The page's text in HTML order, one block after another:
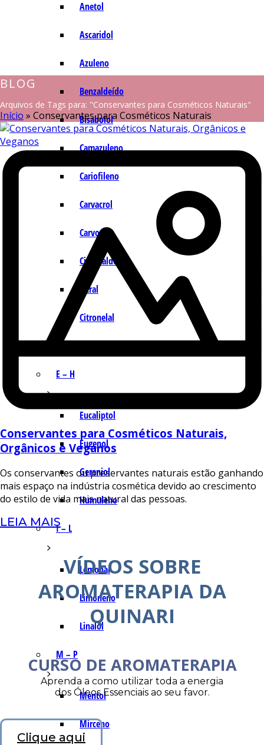
Anetol
Ascaridol
Azuleno
Benzaldeído
Bisabolol
Camazuleno
Cariofileno
Carvacrol
Carvona
Cinamaldeído
Citral
Citronelal
E – H
Eucaliptol
Eugenol
Geraniol
Humuleno
I – L
Lemonal
Limoneno
Linalol
M – P
Mentol
Mirceno
BLOG
Arquivos de Tags para: "Conservantes para Cosméticos Naturais"
Início » Conservantes para Cosméticos Naturais
Conservantes para Cosméticos Naturais,
Orgânicos e Veganos
Os conservantes ou preservantes naturais estão ganhando
mais espaço na indústria cosmética devido ao crescimento
do estilo de vida mais natural das pessoas.
LEIA MAIS
VÍDEOS SOBRE
AROMATERAPIA DA
QUINARI
CURSO DE AROMATERAPIA
Aprenda a como utilizar toda a energia
dos Óleos Essenciais ao seu favor.
Clique aqui